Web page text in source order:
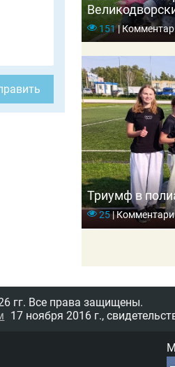
151|
Триумф в
25|
гг. Все права защищены.
17 ноября 2016 г.,